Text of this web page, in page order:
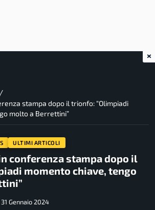
/
stampa dopo il trionfo: “Olimpiadi
molto a Berrettini”
ULTIMI ARTICOLI
conferenza stampa dopo il
momento chiave, tengo
31 Gennaio 2024
×